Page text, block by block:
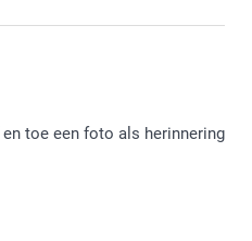
je tevreden bent met het
toe een foto als herinnering